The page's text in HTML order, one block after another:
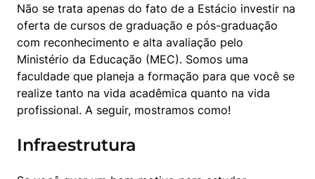
Não se trata apenas do fato de a Estácio investir na
oferta de cursos de graduação e pós-graduação
com reconhecimento e alta avaliação pelo
Ministério da Educação (MEC). Somos uma
faculdade que planeja a formação para que você se
realize tanto na vida acadêmica quanto na vida
profissional. A seguir, mostramos como!
Infraestrutura